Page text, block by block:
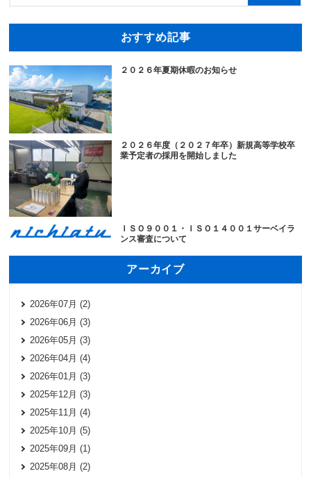
おすすめ記事
２０２６年夏期休暇のお知らせ
２０２６年度（２０２７年卒）新規高等学校卒
業予定者の採用を開始しました
ＩＳＯ９００１・ＩＳＯ１４００１サーベイラ
ンス審査について
アーカイブ
2026年07月 (2)
2026年06月 (3)
2026年05月 (3)
2026年04月 (4)
2026年01月 (3)
2025年12月 (3)
2025年11月 (4)
2025年10月 (5)
2025年09月 (1)
2025年08月 (2)